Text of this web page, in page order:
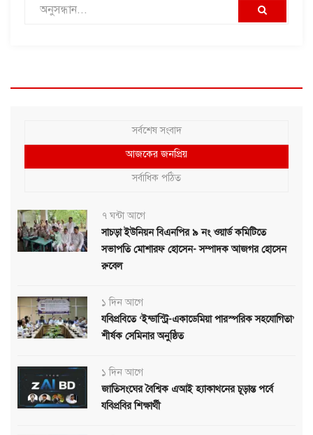
সর্বশেষ সংবাদ
আজকের জনপ্রিয়
সর্বাধিক পঠিত
৭ ঘন্টা আগে
সাচড়া ইউনিয়ন বিএনপির ৯ নং ওয়ার্ড কমিটিতে
সভাপতি মোশারফ হোসেন- সম্পাদক আজগর হোসেন
রুবেল
১ দিন আগে
যবিপ্রবিতে ‘ইন্ডাস্ট্রি-একাডেমিয়া পারস্পরিক সহযোগিতা’
শীর্ষক সেমিনার অনুষ্ঠিত
১ দিন আগে
জাতিসংঘের বৈশ্বিক এআই হ্যাকাথনের চূড়ান্ত পর্বে
যবিপ্রবির শিক্ষার্থী